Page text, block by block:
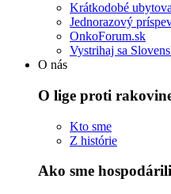
Krátkodobé
Jednorazový
OnkoForum.sk
Vystrihaj sa
O nás
O lige proti
Kto sme
Z histórie
Ako sme hospodárili